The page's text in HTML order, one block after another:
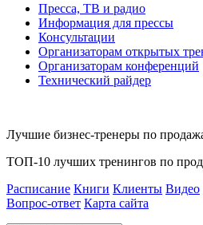
Пресса, ТВ и радио
Информация для прессы
Консультации
Организаторам открытых
Организаторам конференций
Технический райдер
Лучшие бизнес-тренеры по
ТОП-10 лучших тренингов по
Расписание Книги Клиенты Видео
Вопрос‑ответ Карта сайта